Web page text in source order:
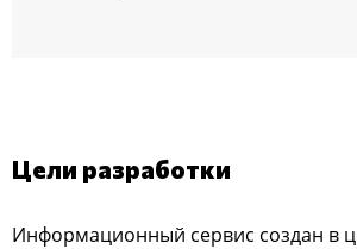
Цели разработки
Информационный сервис создан в